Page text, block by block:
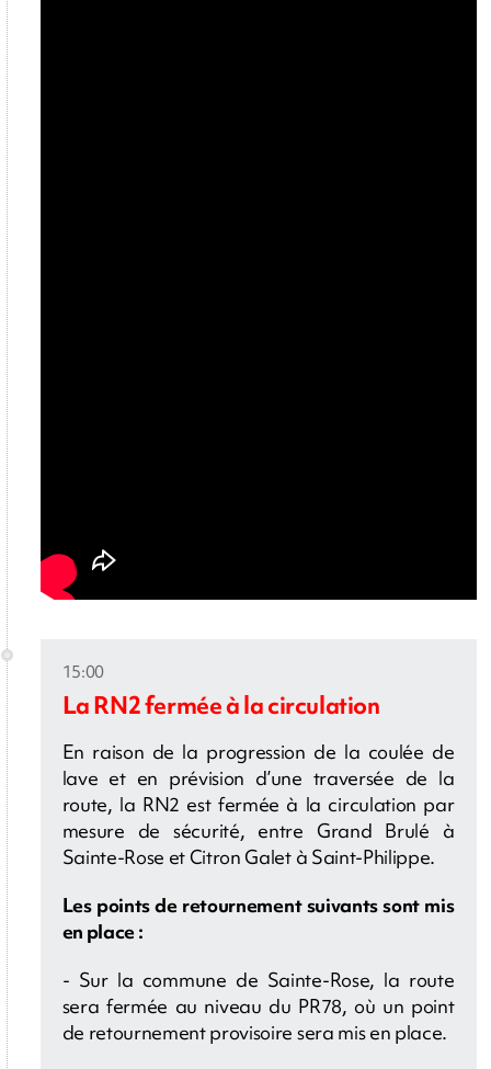
15:00
La RN2 fermée à la circulation
En raison de la progression de la coulée de
lave et en prévision d’une traversée de la
route, la RN2 est fermée à la circulation par
mesure de sécurité, entre Grand Brulé à
Sainte-Rose et Citron Galet à Saint-Philippe.
Les points de retournement suivants sont mis
en place :
- Sur la commune de Sainte-Rose, la route
sera fermée au niveau du PR78, où un point
de retournement provisoire sera mis en place.